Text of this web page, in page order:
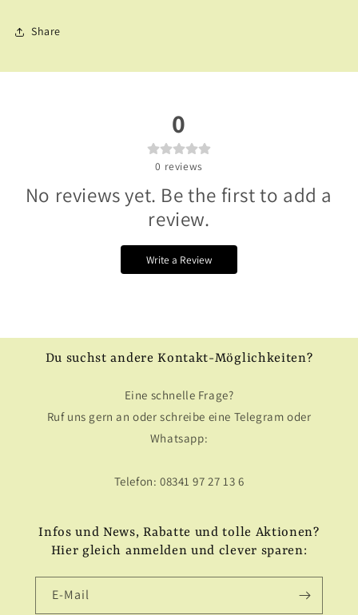
Share
0
0 reviews
No reviews yet. Be the first to add a
review.
Write a Review
Du suchst andere Kontakt-Möglichkeiten?
Eine schnelle Frage?
Ruf uns gern an oder schreibe eine Telegram oder
Whatsapp:
Telefon: 08341 97 27 13 6
Infos und News, Rabatte und tolle Aktionen?
Hier gleich anmelden und clever sparen:
E-Mail